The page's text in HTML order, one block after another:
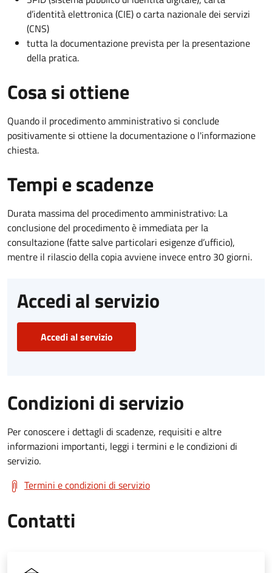
d’identità elettronica (CIE) o carta nazionale dei servizi
(CNS)
tutta la documentazione prevista per la presentazione
della pratica.
Cosa si ottiene
Quando il procedimento amministrativo si conclude
positivamente si ottiene la documentazione o l'informazione
chiesta.
Tempi e scadenze
Durata massima del procedimento amministrativo: La
conclusione del procedimento è immediata per la
consultazione (fatte salve particolari esigenze d’ufficio),
mentre il rilascio della copia avviene invece entro 30 giorni.
Accedi al servizio
Accedi al servizio
Condizioni di servizio
Per conoscere i dettagli di scadenze, requisiti e altre
informazioni importanti, leggi i termini e le condizioni di
servizio.
Termini e condizioni di servizio
Contatti